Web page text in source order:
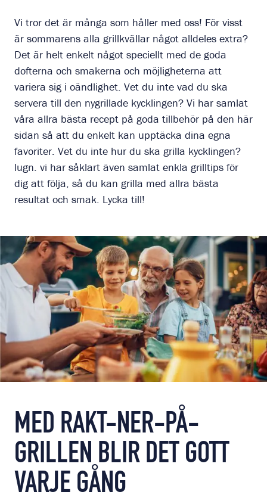
Vi tror det är många som håller med oss! För visst
är sommarens alla grillkvällar något alldeles extra?
Det är helt enkelt något speciellt med de goda
dofterna och smakerna och möjligheterna att
variera sig i oändlighet. Vet du inte vad du ska
servera till den nygrillade kycklingen? Vi har samlat
våra allra bästa recept på goda tillbehör på den här
sidan så att du enkelt kan upptäcka dina egna
favoriter. Vet du inte hur du ska grilla kycklingen?
lugn. vi har såklart även samlat enkla grilltips för
dig att följa, så du kan grilla med allra bästa
resultat och smak. Lycka till!
MED RAKT-NER-PÅ-
GRILLEN BLIR DET GOTT
VARJE GÅNG